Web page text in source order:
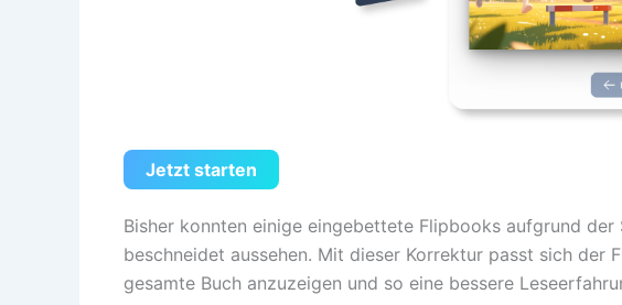
Jetzt starten
Bisher konnten einige eingebettete Flipbooks aufgrund
beschneidet aussehen. Mit dieser Korrektur passt sich der
gesamte Buch anzuzeigen und so eine bessere